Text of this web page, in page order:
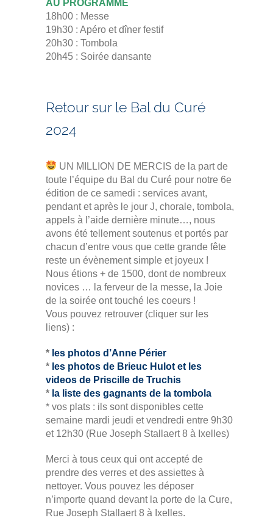
AU PROGRAMME
18h00 : Messe
19h30 : Apéro et dîner festif
20h30 : Tombola
20h45 : Soirée dansante
Retour sur le Bal du Curé
2024
UN MILLION DE MERCIS de la part de
toute l’équipe du Bal du Curé pour notre 6e
édition de ce samedi : services avant,
pendant et après le jour J, chorale, tombola,
appels à l’aide dernière minute…, nous
avons été tellement soutenus et portés par
chacun d’entre vous que cette grande fête
reste un évènement simple et joyeux !
Nous étions + de 1500, dont de nombreux
novices … la ferveur de la messe, la Joie
de la soirée ont touché les coeurs !
Vous pouvez retrouver (cliquer sur les
liens) :
*les photos d’Anne Périer
* les photos de Brieuc Hulot et les
videos de Priscille de Truchis
* la liste des gagnants de la tombola
* vos plats : ils sont disponibles cette
semaine mardi jeudi et vendredi entre 9h30
et 12h30 (Rue Joseph Stallaert 8 à Ixelles)
Merci à tous ceux qui ont accepté de
prendre des verres et des assiettes à
nettoyer. Vous pouvez les déposer
n’importe quand devant la porte de la Cure,
Rue Joseph Stallaert 8 à Ixelles.